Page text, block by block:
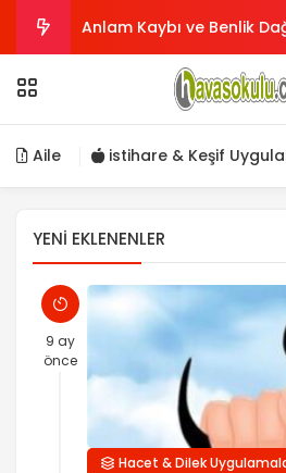
Anlam Kaybı ve Benlik
Büyük ismi Azam Tövbe
Cin ile insan Birlikte
Kalp ile zikir ve Allah’ın
Aile istihare & Keşif
YENI EKLENENLER
9 ay
önce
Hacet & Dilek